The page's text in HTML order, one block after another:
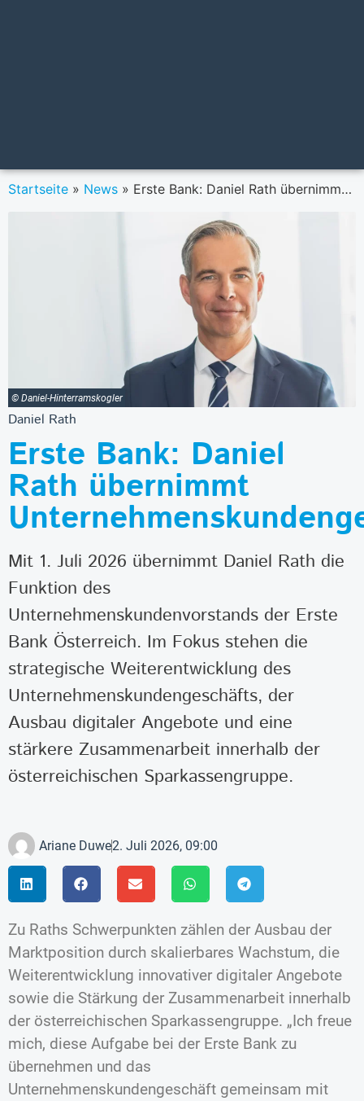
Startseite » News » Erste Bank: Daniel Rath übernimmt Unternehmenskundengeschäft
© Daniel-Hinterramskogler
Daniel Rath
Erste Bank: Daniel
Rath übernimmt
Mit 1. Juli 2026 übernimmt Daniel Rath die
Funktion des
Unternehmenskundenvorstands der Erste
Bank Österreich. Im Fokus stehen die
strategische Weiterentwicklung des
Unternehmenskundengeschäfts, der
Ausbau digitaler Angebote und eine
stärkere Zusammenarbeit innerhalb der
österreichischen Sparkassengruppe.
Ariane Duwe2. Juli 2026, 09:00
Zu Raths Schwerpunkten zählen der Ausbau der
Marktposition durch skalierbares Wachstum, die
Weiterentwicklung innovativer digitaler Angebote
sowie die Stärkung der Zusammenarbeit innerhalb
der österreichischen Sparkassengruppe. „Ich freue
mich, diese Aufgabe bei der Erste Bank zu
übernehmen und das
Unternehmenskundengeschäft gemeinsam mit